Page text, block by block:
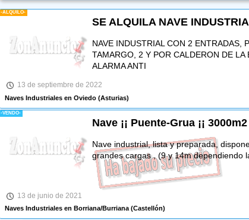
-ALQUILO-
SE ALQUILA NAVE
NAVE INDUSTRIAL CON 2 ENTRADAS,
TAMARGO, 2 Y POR CALDERON DE
ALARMA ANTI
13 de septiembre de 2022
Naves Industriales en Oviedo(Asturias)
-VENDO-
Nave ¡¡ Puente-Grua ¡¡
Nave industrial, lista y preparada,
grandes cargas , (9 y 14m dependiendo
13 de junio de 2021
Naves Industriales en Borriana/Burriana(Castellón)